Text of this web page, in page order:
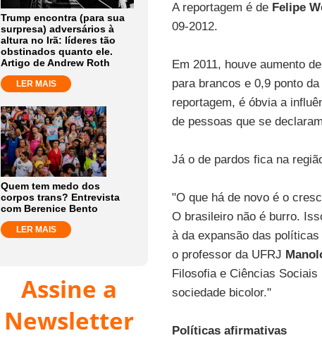
Trump encontra (para sua
surpresa) adversários à
altura no Irã: líderes tão
obstinados quanto ele.
Artigo de Andrew Roth
LER MAIS
Quem tem medo dos
corpos trans? Entrevista
com Berenice Bento
LER MAIS
Assine a
Newsletter
A reportagem é de Felipe
09-2012.
Em 2011, houve aumento
para brancos e 0,9 ponto
reportagem, é óbvia a
de pessoas que se
Já o de pardos fica na
"O que há de novo é o
O brasileiro não é burro.
à da expansão das
o professor da UFRJ
Filosofia e Ciências
sociedade bicolor."
Políticas afirmativas